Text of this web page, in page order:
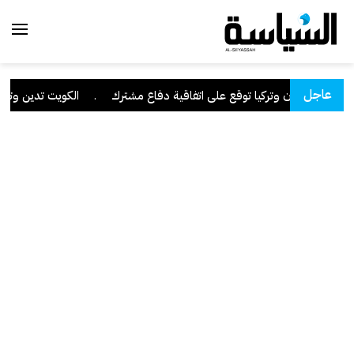
عاجل
وباكستان وتركيا توقع على اتفاقية دفاع مشترك . الكويت تدين